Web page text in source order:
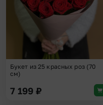
Букет из 25 красных роз (70
см)
7 199 ₽